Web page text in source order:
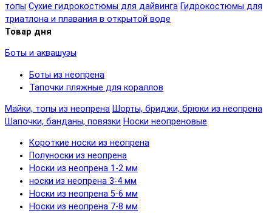
топы Сухие гидрокостюмы для дайвинга Гидрокостюмы для
триатлона и плавания в открытой воде
Товар дня
Боты и аквашузы
Боты из неопрена
Тапочки пляжные для кораллов
Майки, топы из неопрена Шорты, бриджи, брюки из неопрена
Шапочки, банданы, повязки Носки неопреновые
Короткие носки из неопрена
Полуноски из неопрена
Носки из неопрена 1-2 мм
носки из неопрена 3-4 мм
Носки из неопрена 5-6 мм
Носки из неопрена 7-8 мм